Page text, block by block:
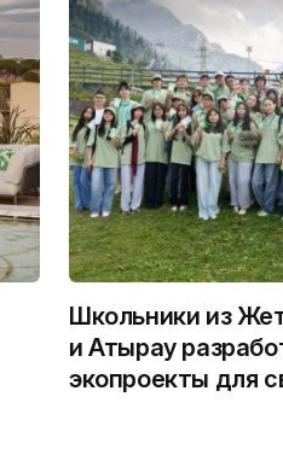
Школьники из
и Атырау
экопроекты для